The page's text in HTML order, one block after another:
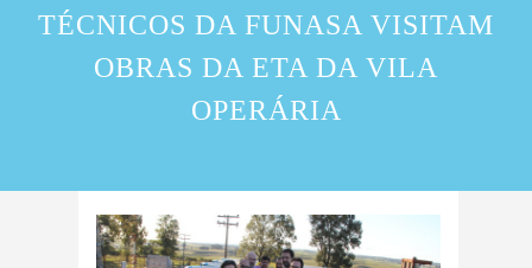
TÉCNICOS DA FUNASA VISITAM
OBRAS DA ETA DA VILA
OPERÁRIA